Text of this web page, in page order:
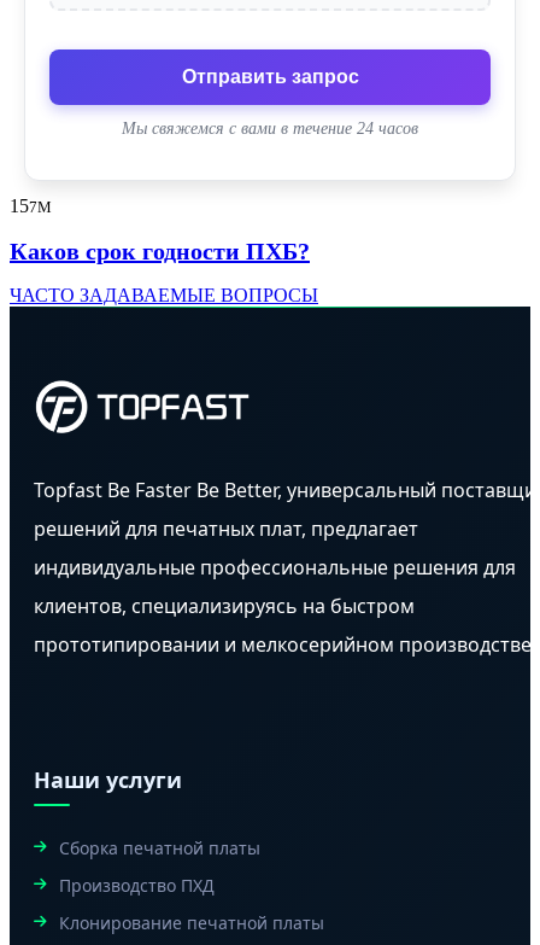
Отправить запрос
Мы свяжемся с вами в течение 24 часов
157M
Каков срок годности ПХБ?
ЧАСТО ЗАДАВАЕМЫЕ ВОПРОСЫ
Topfast Be Faster Be Better, универсальный
решений для печатных плат, предлагает
индивидуальные профессиональные решения для
клиентов, специализируясь на быстром
прототипировании и мелкосерийном производстве.
Наши услуги
Сборка печатной платы
Производство ПХД
Клонирование печатной платы